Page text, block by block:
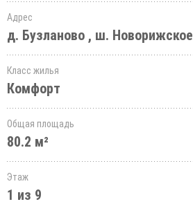
Адрес
д. Бузланово , ш. Новорижское
Класс жилья
Комфорт
Общая площадь
80.2 м²
Этаж
1 из 9